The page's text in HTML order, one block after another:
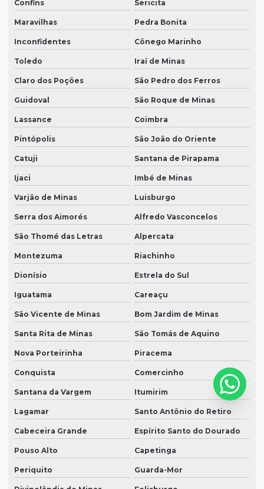
Confins Sericita
Maravilhas Pedra Bonita
Inconfidentes Cônego Marinho
Toledo Iraí de Minas
Claro dos Poções São Pedro dos Ferros
Guidoval São Roque de Minas
Lassance Coimbra
Pintópolis São João do Oriente
Catuji Santana de Pirapama
Ijaci Imbé de Minas
Varjão de Minas Luisburgo
Serra dos Aimorés Alfredo Vasconcelos
São Thomé das Letras Alpercata
Montezuma Riachinho
Dionísio Estrela do Sul
Iguatama Careaçu
São Vicente de Minas Bom Jardim de Minas
Santa Rita de Minas São Tomás de Aquino
Nova Porteirinha Piracema
Conquista Comercinho
Santana da Vargem Itumirim
Lagamar Santo Antônio do Retiro
Cabeceira Grande Espírito Santo do Dourado
Pouso Alto Capetinga
Periquito Guarda-Mor